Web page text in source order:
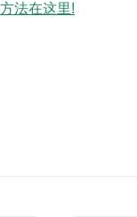
法在这里!